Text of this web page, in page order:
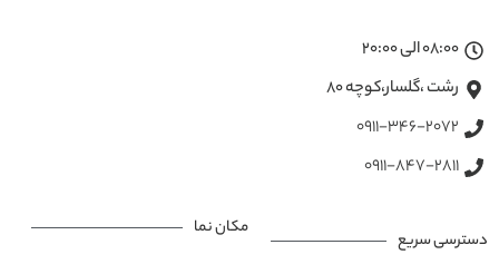
08:00 الی 20:00
رشت ،گلسار،کوچه ۸۰
0911-346-2072
0911-847-2811
دسترسی سریع
مکان نما